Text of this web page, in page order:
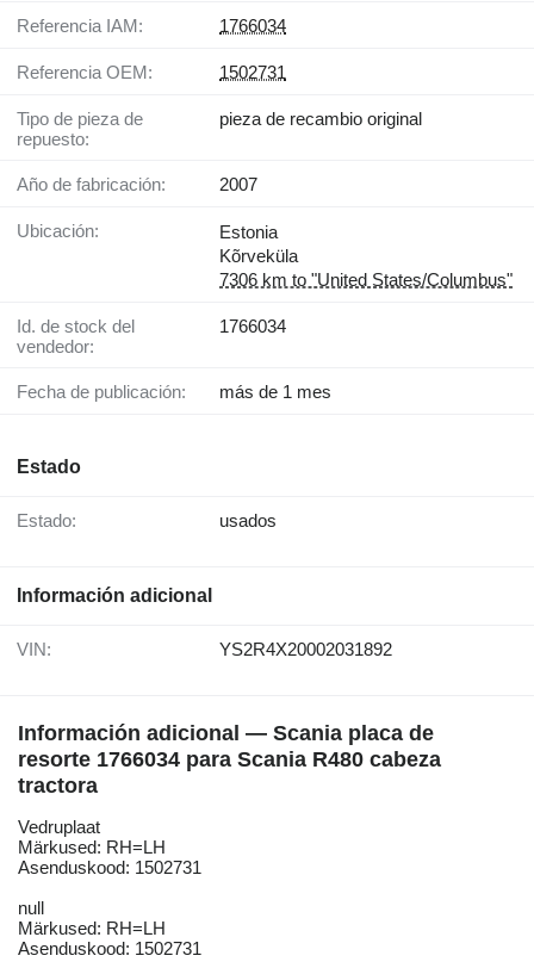
Referencia IAM: 1766034
Referencia OEM: 1502731
Tipo de pieza de
repuesto:
pieza de recambio original
Año de fabricación: 2007
Ubicación:
Estonia
Kõrveküla
7306 km to "United States/Columbus"
Id. de stock del
vendedor:
1766034
Fecha de publicación: más de 1 mes
Estado
Estado: usados
Información adicional
VIN: YS2R4X20002031892
Información adicional — Scania placa de
resorte 1766034 para Scania R480 cabeza
tractora
Vedruplaat
Märkused: RH=LH
Asenduskood: 1502731
null
Märkused: RH=LH
Asenduskood: 1502731